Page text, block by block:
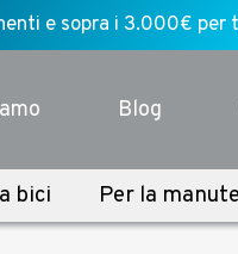
e sopra i 3.000€
Blog
bici Per la